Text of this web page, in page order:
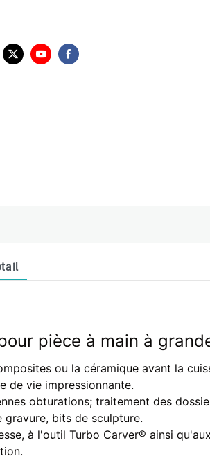
pièce à main à
ou la céramique avant la
de vie impressionnante.
obturations; traitement des
bits de sculpture.
à l'outil Turbo Carver® ainsi